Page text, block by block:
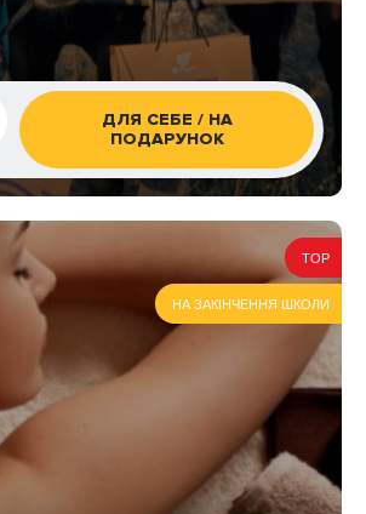
ДЛЯ СЕБЕ / НА
ПОДАРУНОК
TOP
НА ЗАКІНЧЕННЯ ШКОЛИ